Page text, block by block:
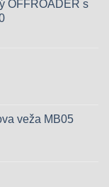
OFFROADER s
veža MB05